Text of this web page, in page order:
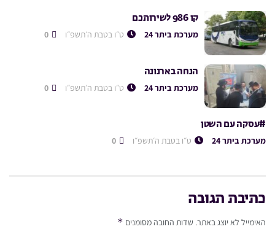
קו 986 לשירותכם
מערכת ביתר 24 ט״ו בטבת ה׳תשפ״ו
הנחה בארנונה
מערכת ביתר 24 ט״ו בטבת ה׳תשפ״ו
#עסקה עם השטן
מערכת ביתר 24 ט״ו בטבת ה׳תשפ״ו
כתיבת תגובה
האימייל לא יוצג באתר. שדות החובה מסומנים *